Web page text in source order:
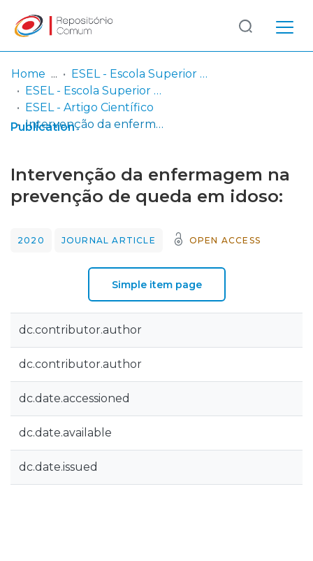
Communities
& Collections
Log
In
(current)
Home
ESEL - Escola Superior de Enfermagem de Lisboa
ESEL - Escola Superior de Enfermagem de Lisboa
ESEL - Artigo Científico
Intervenção da enfermagem na prevenção de queda em idoso:
Publication
Intervenção da enfermagem na
prevenção de queda em idoso:
2020 JOURNAL ARTICLE OPEN ACCESS
Simple item page
dc.contributor.author
dc.contributor.author
dc.date.accessioned
dc.date.available
dc.date.issued